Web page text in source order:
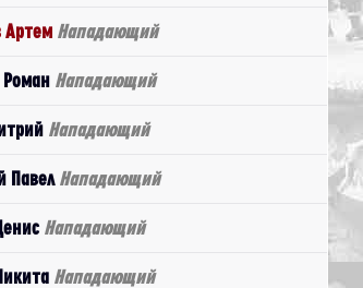
Артем Нападающий
Роман Нападающий
Нападающий
Павел Нападающий
Нападающий
Нападающий